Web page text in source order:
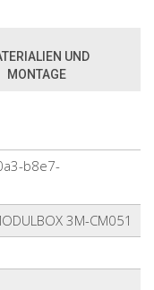
UND
MONTAGE
b8e7-
3M-CM051